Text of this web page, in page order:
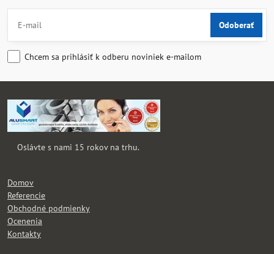
Odoberať
Chcem sa prihlásiť k odberu noviniek e-mailom
Oslávte s nami 15 rokov na trhu.
Domov
Referencie
Obchodné podmienky
Ocenenia
Kontakty